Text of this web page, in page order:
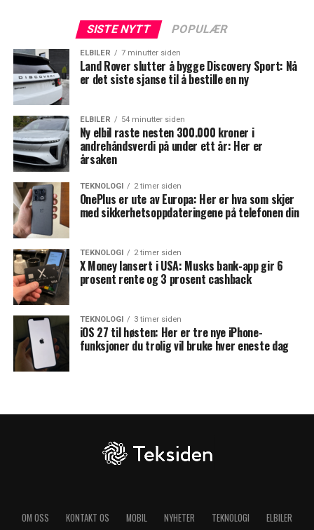
SISTE NYTT POPULÆR
ELBILER 7 minutter siden
Land Rover slutter å bygge Discovery Sport: Nå
er det siste sjanse til å bestille en ny
ELBILER 54 minutter siden
Ny elbil raste nesten 300.000 kroner i
andrehåndsverdi på under ett år: Her er
årsaken
TEKNOLOGI 2 timer siden
OnePlus er ute av Europa: Her er hva som skjer
med sikkerhetsoppdateringene på telefonen din
TEKNOLOGI 2 timer siden
X Money lansert i USA: Musks bank-app gir 6
prosent rente og 3 prosent cashback
TEKNOLOGI 3 timer siden
iOS 27 til høsten: Her er tre nye iPhone-
funksjoner du trolig vil bruke hver eneste dag
OM OSS KONTAKT OS MOBIL NYHETER TEKNOLOGI
ELBILER